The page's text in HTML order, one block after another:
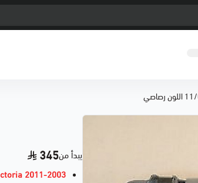
يبدأ من345
2011-2003 Ford Crown Victoria